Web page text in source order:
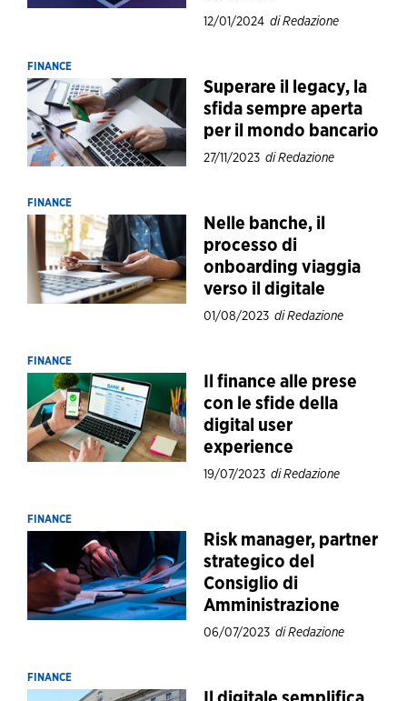
12/01/2024 di Redazione
FINANCE
Superare il legacy, la
sfida sempre aperta
per il mondo bancario
27/11/2023 di Redazione
FINANCE
Nelle banche, il
processo di
onboarding viaggia
verso il digitale
01/08/2023 di Redazione
FINANCE
Il finance alle prese
con le sfide della
digital user
experience
19/07/2023 di Redazione
FINANCE
Risk manager, partner
strategico del
Consiglio di
Amministrazione
06/07/2023 di Redazione
FINANCE